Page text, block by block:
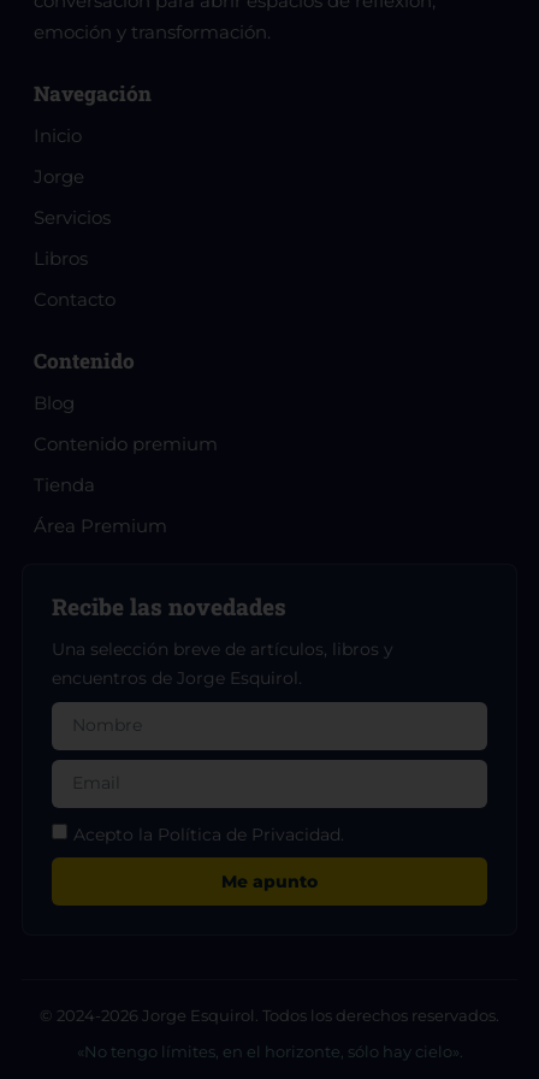
emoción y transformación.
Navegación
Inicio
Jorge
Servicios
Libros
Contacto
Contenido
Blog
Contenido premium
Tienda
Área Premium
Recibe las novedades
Una selección breve de artículos, libros y
encuentros de Jorge Esquirol.
Acepto la Política de Privacidad.
Me apunto
© 2024-2026 Jorge Esquirol. Todos los derechos reservados.
«No tengo límites, en el horizonte, sólo hay cielo».